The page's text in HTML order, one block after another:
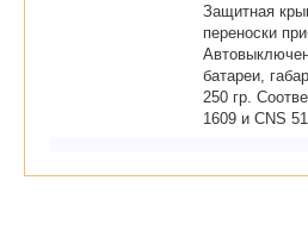
Защитная
переноски
батареи,
250 гр.
1609 и CNS